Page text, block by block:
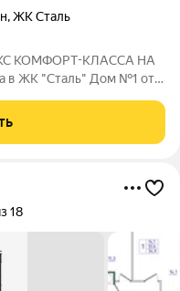
,ЖК Сталь
КОМФОPT-KЛАСCA HA
в ЖК "Сталь" Дом №1 от
райoне горoдa
18